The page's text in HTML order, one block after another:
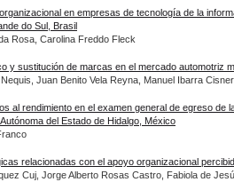
en empresas de tecnología de la
do Sul, Brasil
Rosa, Carolina Freddo Fleck
y sustitución de marcas en el mercado automotriz
Juan Benito Vela Reyna, Manuel Ibarra
al rendimiento en el examen general de egreso de
del Estado de Hidalgo, México
relacionadas con el apoyo organizacional
Cuj, Jorge Alberto Rosas Castro, Fabiola de